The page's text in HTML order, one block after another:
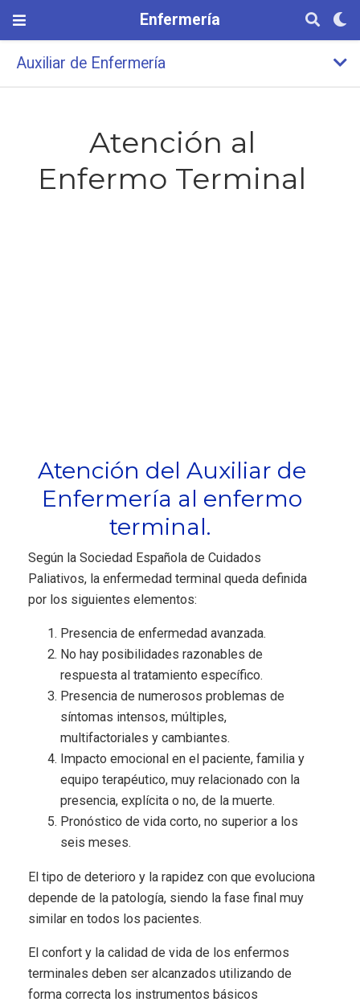
Enfermería
Auxiliar de Enfermería
Atención al
Enfermo Terminal
Atención del Auxiliar de
Enfermería al enfermo
terminal.
Según la Sociedad Española de Cuidados
Paliativos, la enfermedad terminal queda definida
por los siguientes elementos:
Presencia de enfermedad avanzada.
No hay posibilidades razonables de
respuesta al tratamiento específico.
Presencia de numerosos problemas de
síntomas intensos, múltiples,
multifactoriales y cambiantes.
Impacto emocional en el paciente, familia y
equipo terapéutico, muy relacionado con la
presencia, explícita o no, de la muerte.
Pronóstico de vida corto, no superior a los
seis meses.
El tipo de deterioro y la rapidez con que evoluciona
depende de la patología, siendo la fase final muy
similar en todos los pacientes.
El confort y la calidad de vida de los enfermos
terminales deben ser alcanzados utilizando de
forma correcta los instrumentos básicos